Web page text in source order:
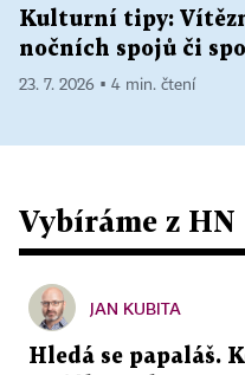
Kulturní tipy:
nočních spojů či
23. 7. 2026 ▪ 4 min. čtení
Vybíráme z HN
JAN KUBITA
Hledá se papaláš.